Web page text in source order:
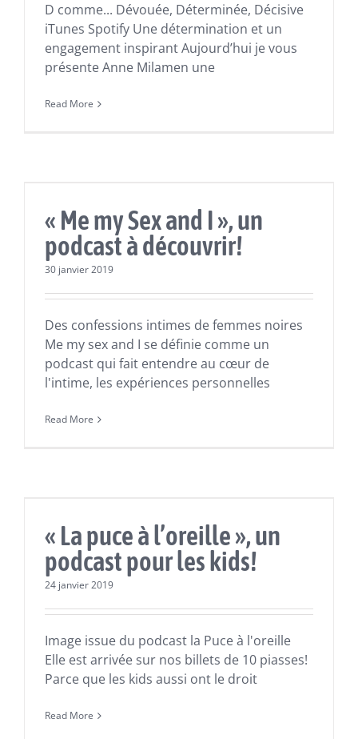
D comme... Dévouée, Déterminée, Décisive
iTunes Spotify Une détermination et un
engagement inspirant Aujourd’hui je vous
présente Anne Milamen une
Read More
« Me my Sex and I », un
podcast à découvrir!
30 janvier 2019
Des confessions intimes de femmes noires
Me my sex and I se définie comme un
podcast qui fait entendre au cœur de
l'intime, les expériences personnelles
Read More
« La puce à l’oreille », un
podcast pour les kids!
24 janvier 2019
Image issue du podcast la Puce à l'oreille
Elle est arrivée sur nos billets de 10 piasses!
Parce que les kids aussi ont le droit
Read More